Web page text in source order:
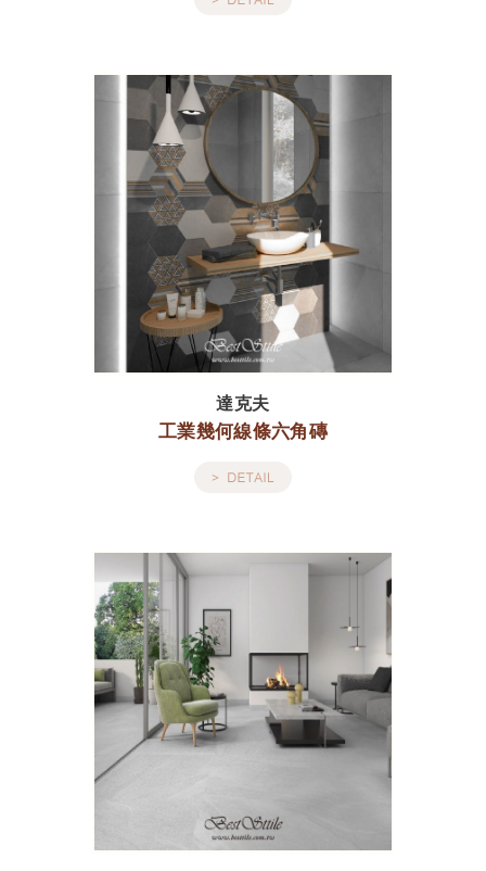
達克夫
工業幾何線條六角磚